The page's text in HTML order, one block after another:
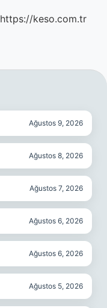
https://keso.com.tr
Ağustos 9, 2026
Ağustos 8, 2026
Ağustos 7, 2026
Ağustos 6, 2026
Ağustos 6, 2026
Ağustos 5, 2026